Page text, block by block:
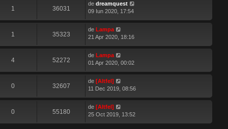
1 36031
de dreamquest
09 Iun 2020, 17:54
1 35323
de Lampa
21 Apr 2020, 18:16
4 52272
de Lampa
01 Apr 2020, 00:02
0 32607
de [Altfel]
11 Dec 2019, 08:56
0 55180
de [Altfel]
25 Oct 2019, 13:52